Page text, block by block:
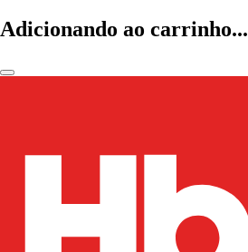
Adicionando ao carrinho...